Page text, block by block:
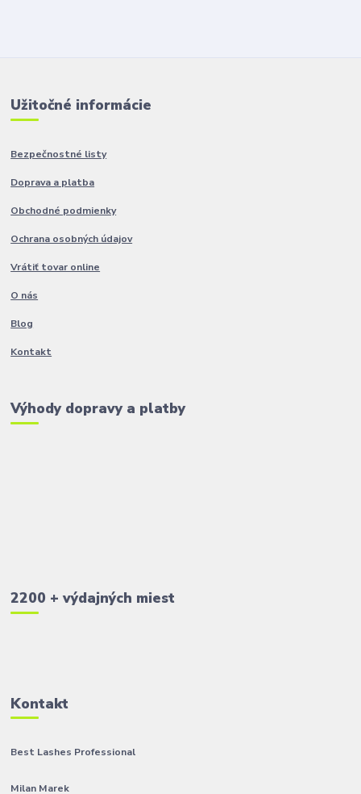
Užitočné informácie
Bezpečnostné listy
Doprava a platba
Obchodné podmienky
Ochrana osobných údajov
Vrátiť tovar online
O nás
Blog
Kontakt
Výhody dopravy a platby
2200 + výdajných miest
Kontakt
Best Lashes Professional
Milan Marek